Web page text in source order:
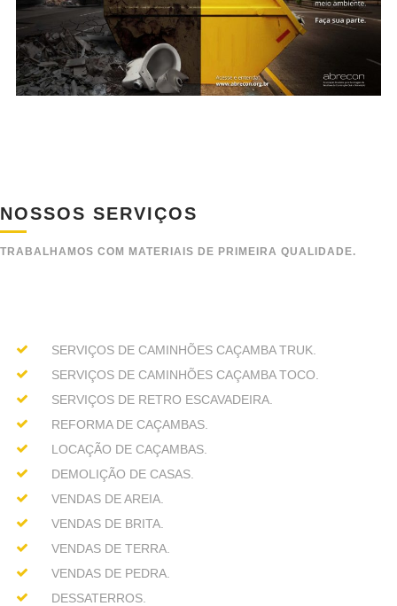
NOSSOS SERVIÇOS
TRABALHAMOS COM MATERIAIS DE PRIMEIRA QUALIDADE.
SERVIÇOS DE CAMINHÕES CAÇAMBA TRUK.
SERVIÇOS DE CAMINHÕES CAÇAMBA TOCO.
SERVIÇOS DE RETRO ESCAVADEIRA.
REFORMA DE CAÇAMBAS.
LOCAÇÃO DE CAÇAMBAS.
DEMOLIÇÃO DE CASAS.
VENDAS DE AREIA.
VENDAS DE BRITA.
VENDAS DE TERRA.
VENDAS DE PEDRA.
DESSATERROS.